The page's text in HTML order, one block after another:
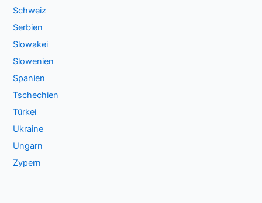
Schweiz
Serbien
Slowakei
Slowenien
Spanien
Tschechien
Türkei
Ukraine
Ungarn
Zypern